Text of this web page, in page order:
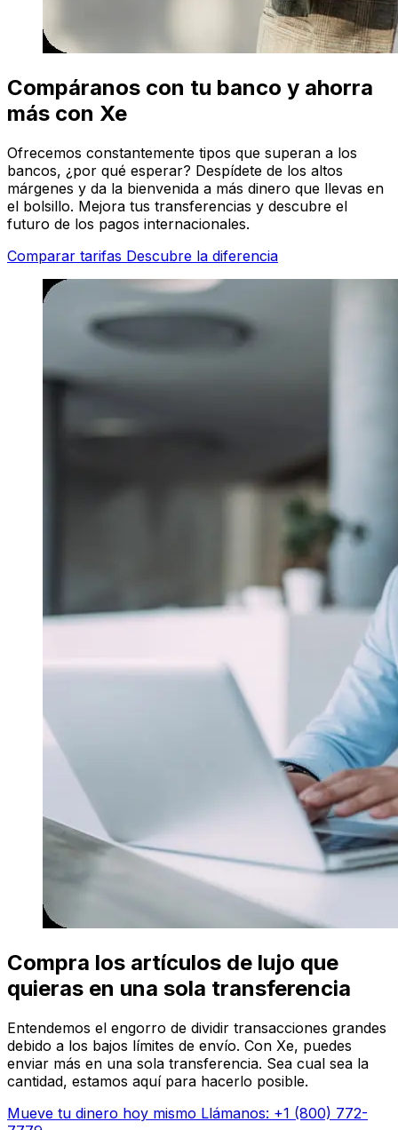
Compáranos con tu banco y ahorra
más con Xe
Ofrecemos constantemente tipos que superan a los
bancos, ¿por qué esperar? Despídete de los altos
márgenes y da la bienvenida a más dinero que llevas en
el bolsillo. Mejora tus transferencias y descubre el
futuro de los pagos internacionales.
Comparar tarifas Descubre la diferencia
Compra los artículos de lujo que
quieras en una sola transferencia
Entendemos el engorro de dividir transacciones grandes
debido a los bajos límites de envío. Con Xe, puedes
enviar más en una sola transferencia. Sea cual sea la
cantidad, estamos aquí para hacerlo posible.
Mueve tu dinero hoy mismo Llámanos: +1 (800) 772-